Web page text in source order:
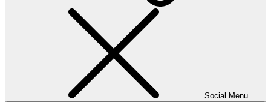
Social Menu